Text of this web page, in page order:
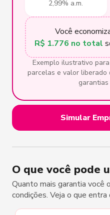
Simular
2,99% a.m.
Você
R$ 1.776 no total
Exemplo ilustrativo para
parcelas e valor liberado
O que você pode
Quanto mais garantia você
condições. Veja o que